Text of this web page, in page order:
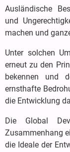
Ausländische
und
machen und
Unter solchen
erneut zu den
bekennen und
ernsthafte
die Entwicklung
Die Global
Zusammenhang
die Ideale der